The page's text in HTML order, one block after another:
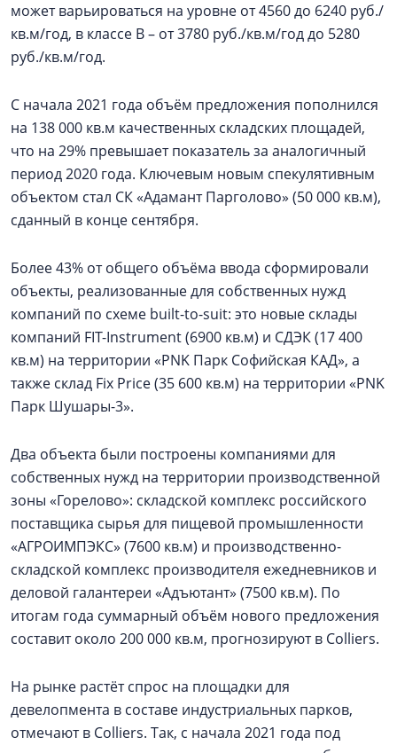
может варьироваться на уровне от 4560 до 6240 руб./
кв.м/год, в классе В – от 3780 руб./кв.м/год до 5280
руб./кв.м/год.
С начала 2021 года объём предложения пополнился
на 138 000 кв.м качественных складских площадей,
что на 29% превышает показатель за аналогичный
период 2020 года. Ключевым новым спекулятивным
объектом стал СК «Адамант Парголово» (50 000 кв.м),
сданный в конце сентября.
Более 43% от общего объёма ввода сформировали
объекты, реализованные для собственных нужд
компаний по схеме built-to-suit: это новые склады
компаний FIT-Instrument (6900 кв.м) и СДЭК (17 400
кв.м) на территории «PNK Парк Софийская КАД», а
также склад Fix Price (35 600 кв.м) на территории «PNK
Парк Шушары-3».
Два объекта были построены компаниями для
собственных нужд на территории производственной
зоны «Горелово»: складской комплекс российского
поставщика сырья для пищевой промышленности
«АГРОИМПЭКС» (7600 кв.м) и производственно-
складской комплекс производителя ежедневников и
деловой галантереи «Адъютант» (7500 кв.м). По
итогам года суммарный объём нового предложения
составит около 200 000 кв.м, прогнозируют в Colliers.
На рынке растёт спрос на площадки для
девелопмента в составе индустриальных парков,
отмечают в Colliers. Так, с начала 2021 года под